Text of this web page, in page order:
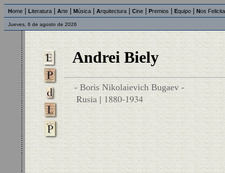
Home Literatura Arte Música Arquitectura Cine Premios Equipo Nos
Jueves, 6 de agosto de 2026
Andrei Biely
- Boris Nikolaievich Bugaev -
Rusia | 1880-1934